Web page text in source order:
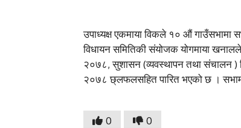
उपाध्यक्ष एकमाया विकले १० औं गाउँसभामा
विधायन समितिकी संयोजक योगमाया
२०७८, सुशासन (व्यवस्थापन तथा संचालन )
२०७८ छ्लफलसहित पारित भएको छ ।
0 0